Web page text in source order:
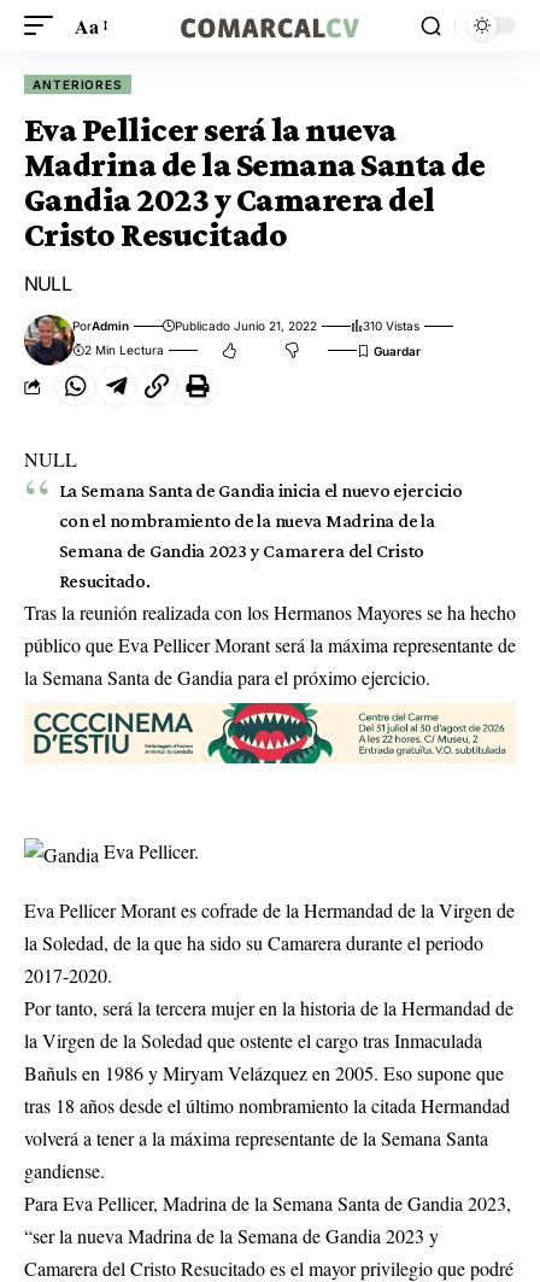
Aa
ANTERIORES
Eva Pellicer será la nueva
Madrina de la Semana Santa de
Gandia 2023 y Camarera del
Cristo Resucitado
NULL
PorAdmin Publicado Junio 21, 2022
310 Vistas
2 Min Lectura
NULL
La Semana Santa de Gandia inicia el nuevo ejercicio
con el nombramiento de la nueva Madrina de la
Semana de Gandia 2023 y Camarera del Cristo
Resucitado.
Tras la reunión realizada con los Hermanos Mayores se ha hecho
público que Eva Pellicer Morant será la máxima representante de
la Semana Santa de Gandia para el próximo ejercicio.
Eva Pellicer.
Eva Pellicer Morant es cofrade de la Hermandad de la Virgen de
la Soledad, de la que ha sido su Camarera durante el periodo
2017-2020.
Por tanto, será la tercera mujer en la historia de la Hermandad de
la Virgen de la Soledad que ostente el cargo tras Inmaculada
Bañuls en 1986 y Miryam Velázquez en 2005. Eso supone que
tras 18 años desde el último nombramiento la citada Hermandad
volverá a tener a la máxima representante de la Semana Santa
gandiense.
Para Eva Pellicer, Madrina de la Semana Santa de Gandia 2023,
“ser la nueva Madrina de la Semana de Gandia 2023 y
Camarera del Cristo Resucitado es el mayor privilegio que podré